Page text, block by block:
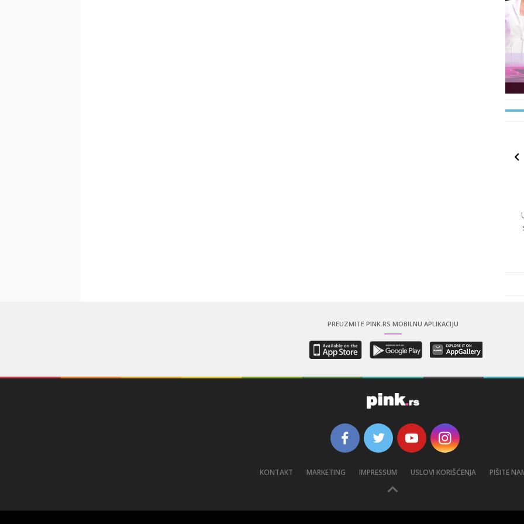
PREUZMITE PINK.RS MOBILNU APLIKACIJU
KONTAKT MARKETING IMPRESSUM USLOVI KORIŠĆENJA PIŠITE